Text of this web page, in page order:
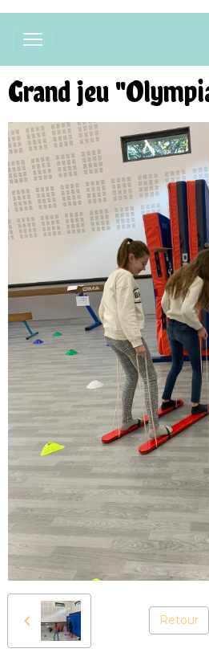
Grand jeu
Retour